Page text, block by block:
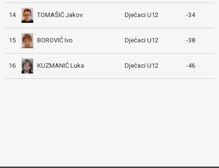
14 TOMAŠIĆ Jakov Dječaci U12 -34
15 BOROVIĆ Ivo Dječaci U12 -38
16 KUZMANIĆ Luka Dječaci U12 -46